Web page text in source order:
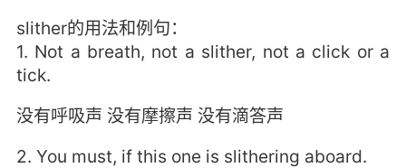
slither的用法和例句：
1. Not a breath, not a slither, not a click or a
tick.
没有呼吸声 没有摩擦声 没有滴答声
2. You must, if this one is slithering aboard.